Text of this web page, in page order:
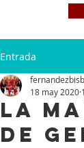
Entrada
La
de
18 may 2020